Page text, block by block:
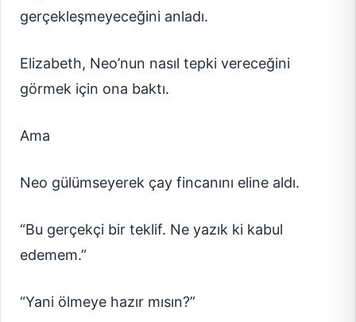
gerçekleşmeyeceğini anladı.
Elizabeth, Neo’nun nasıl tepki vereceğini
görmek için ona baktı.
Ama
Neo gülümseyerek çay fincanını eline aldı.
“Bu gerçekçi bir teklif. Ne yazık ki kabul
edemem.”
“Yani ölmeye hazır mısın?”